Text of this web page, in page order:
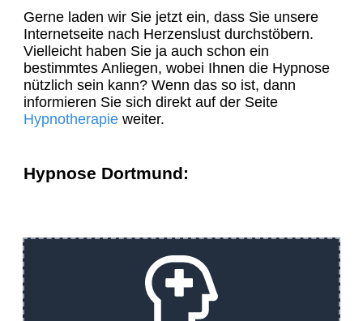
Gerne laden wir Sie jetzt ein, dass Sie unsere
Internetseite nach Herzenslust durchstöbern.
Vielleicht haben Sie ja auch schon ein
bestimmtes Anliegen, wobei Ihnen die Hypnose
nützlich sein kann? Wenn das so ist, dann
informieren Sie sich direkt auf der Seite
Hypnotherapie weiter.
Hypnose Dortmund: